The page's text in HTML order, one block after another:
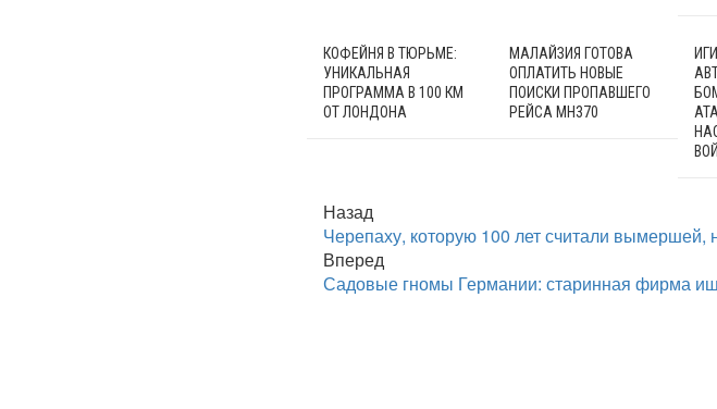
КОФЕЙНЯ В ТЮРЬМЕ:
УНИКАЛЬНАЯ
ПРОГРАММА В 100 КМ
ОТ ЛОНДОНА
МАЛАЙЗИЯ ГОТОВА
ОПЛАТИТЬ НОВЫЕ
ПОИСКИ ПРОПАВШЕГО
РЕЙСА MH370
Назад
Черепаху, которую 100 лет считали вымершей,
Вперед
Садовые гномы Германии: старинная фирма